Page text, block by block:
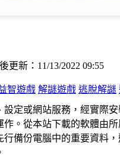
更新：11/13/2022 09:55
智遊戲 解謎遊戲 逃脫解謎
設定或網站服務，經實際
。從本站下載的軟體由
備份電腦中的重要資料